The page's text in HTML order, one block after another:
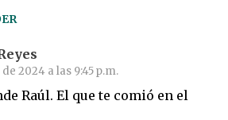
2024 a las 9:45 p.m.
Raúl. El que te comió en el